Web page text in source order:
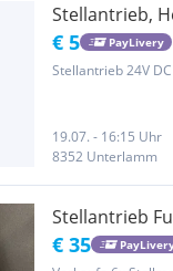
Stellantrieb,
€ 5 PayLivery
Stellantrieb 24V
19.07. - 16:15 Uhr
8352 Unterlamm
Stellantrieb
€ 35